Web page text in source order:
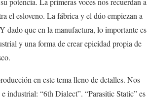
el esloveno. La fábrica y el dúo empiezan a
dado que en la manufactura, lo importante es
y una forma decrear epicidad propia de
o.
en este tema lleno de detalles. Nos
industrial: “6th Dialect”. “Parasitic Static” es